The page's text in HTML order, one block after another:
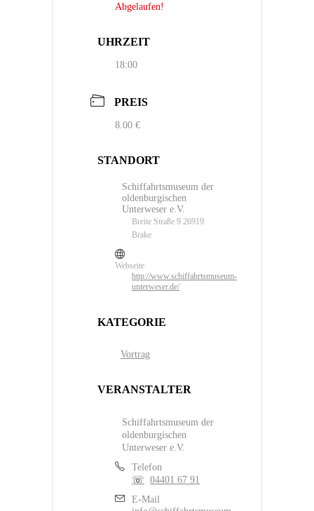
Abgelaufen!
UHRZEIT
18:00
PREIS
8.00 €
STANDORT
Schiffahrtsmuseum der
oldenburgischen
Unterweser e.V.
Breite Straße 9 26919
Brake
Webseite
http://www.schiffahrtsmuseum-
unterweser.de/
KATEGORIE
Vortrag
VERANSTALTER
Schiffahrtsmuseum der
oldenburgischen
Unterweser e.V.
Telefon
04401 67 91
E-Mail